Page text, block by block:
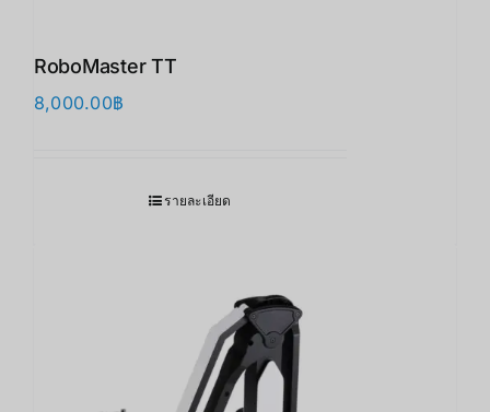
RoboMaster TT
8,000.00฿
รายละเอียด